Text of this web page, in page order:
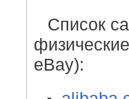
Список
eBay):